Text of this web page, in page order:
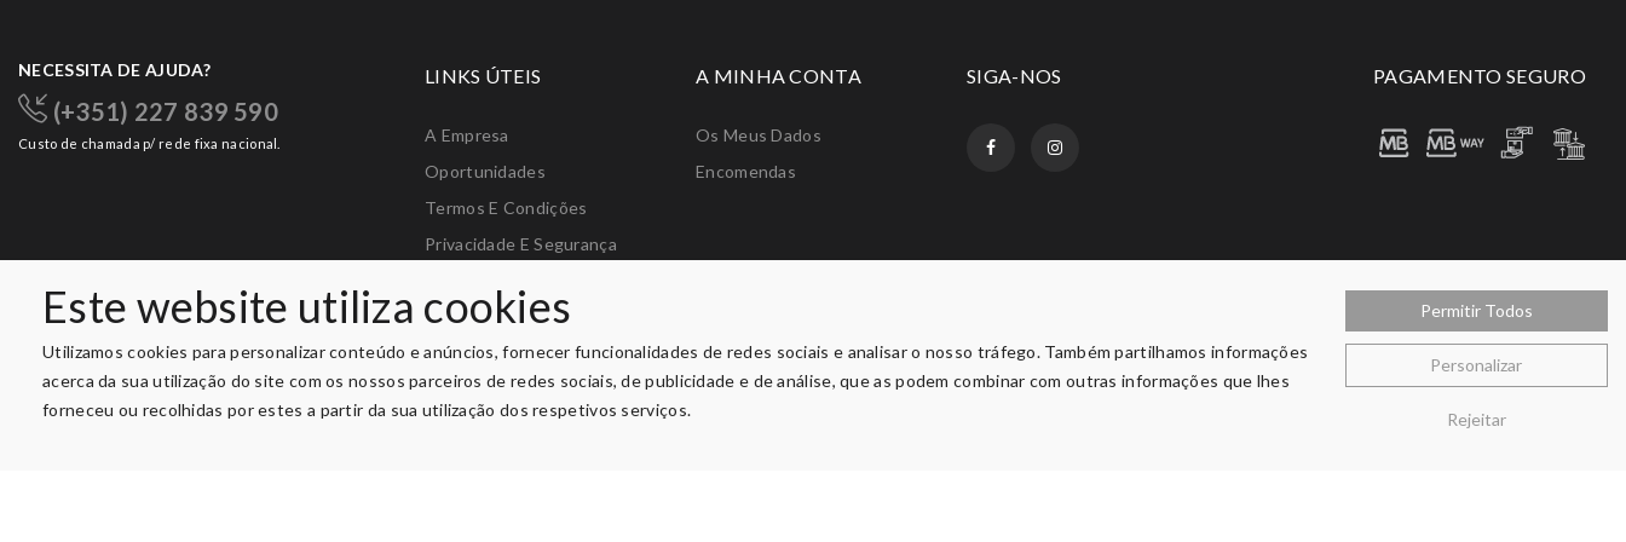
Este website utiliza cookies
Utilizamos cookies para personalizar conteúdo e anúncios, fornecer funcionalidades de redes sociais e analisar o nosso tráfego. Também partilhamos informações
acerca da sua utilização do site com os nossos parceiros de redes sociais, de publicidade e de análise, que as podem combinar com outras informações que lhes
forneceu ou recolhidas por estes a partir da sua utilização dos respetivos serviços.
Permitir Todos
Personalizar
Rejeitar
NECESSITA DE AJUDA?
(+351) 227 839 590
Custo de chamada p/ rede fixa nacional.
LINKS ÚTEIS
A Empresa
Oportunidades
Termos E Condições
Privacidade E Segurança
Livro De Elogios
A MINHA CONTA
Os Meus Dados
Encomendas
SIGA-NOS PAGAMENTO SEGURO